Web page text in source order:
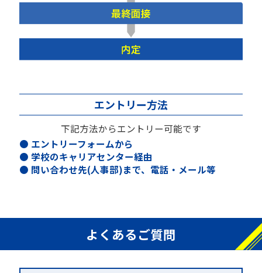
エントリー方法
下記方法からエントリー可能です
● エントリーフォームから
● 学校のキャリアセンター経由
● 問い合わせ先(人事部)まで、電話・メール等
よくあるご質問